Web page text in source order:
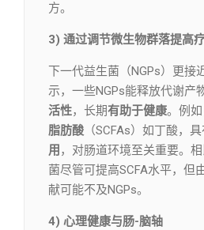
方。
3) 通过调节微生物群落提高
下一代益生菌（NGPs）更接
示，一些NGPs能释放代谢产物
活性，长期有助于健康。例
脂肪酸 （SCFAs）如丁酸，
用 ，对肠道环境至关重要。
菌尽管可提高SCFA水平，但
献可能不及NGPs。
4) 心理健康与肠-脑轴